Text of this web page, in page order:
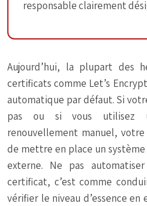
responsable clairement
Aujourd’hui, la plupart des
certificats comme Let’s
automatique par défaut. Si
pas ou si vous utilisez
renouvellement manuel,
de mettre en place un
externe. Ne pas
certificat, c’est comme
vérifier le niveau d’essence